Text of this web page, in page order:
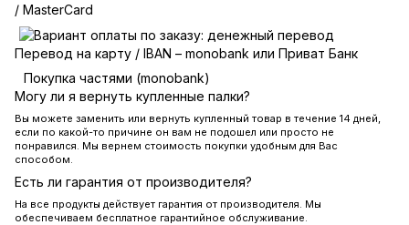
/ MasterCard
Перевод на карту / IBAN – monobank или Приват Банк
Покупка частями (monobank)
Могу ли я вернуть купленные палки?
Вы можете заменить или вернуть купленный товар в течение 14 дней,
если по какой-то причине он вам не подошел или просто не
понравился. Мы вернем стоимость покупки удобным для Вас
способом.
Есть ли гарантия от производителя?
На все продукты действует гарантия от производителя. Мы
обеспечиваем бесплатное гарантийное обслуживание.